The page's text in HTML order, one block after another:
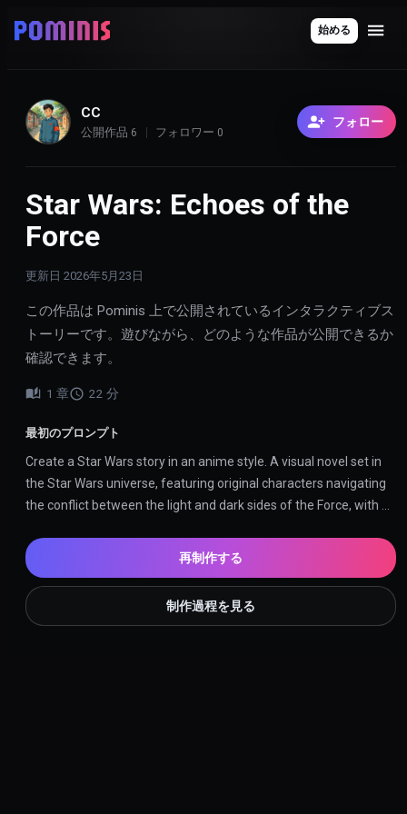
始める
CC
公開作品 6 フォロワー 0
フォロー
Star Wars: Echoes of the
Force
更新日 2026年5月23日
この作品は Pominis 上で公開されているインタラクティブス
トーリーです。遊びながら、どのような作品が公開できるか
確認できます。
1 章 22 分
最初のプロンプト
Create a Star Wars story in an anime style. A visual novel set in
the Star Wars universe, featuring original characters navigating
the conflict between the light and dark sides of the Force, with
再制作する
制作過程を見る